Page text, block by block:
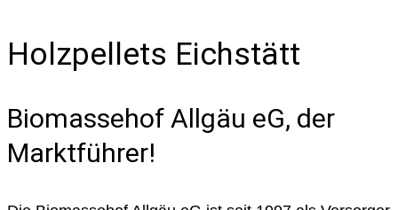
Holzpellets Eichstätt
Biomassehof Allgäu eG, der
Marktführer!